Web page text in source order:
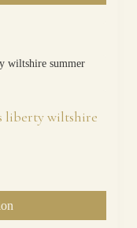
liberty wiltshire